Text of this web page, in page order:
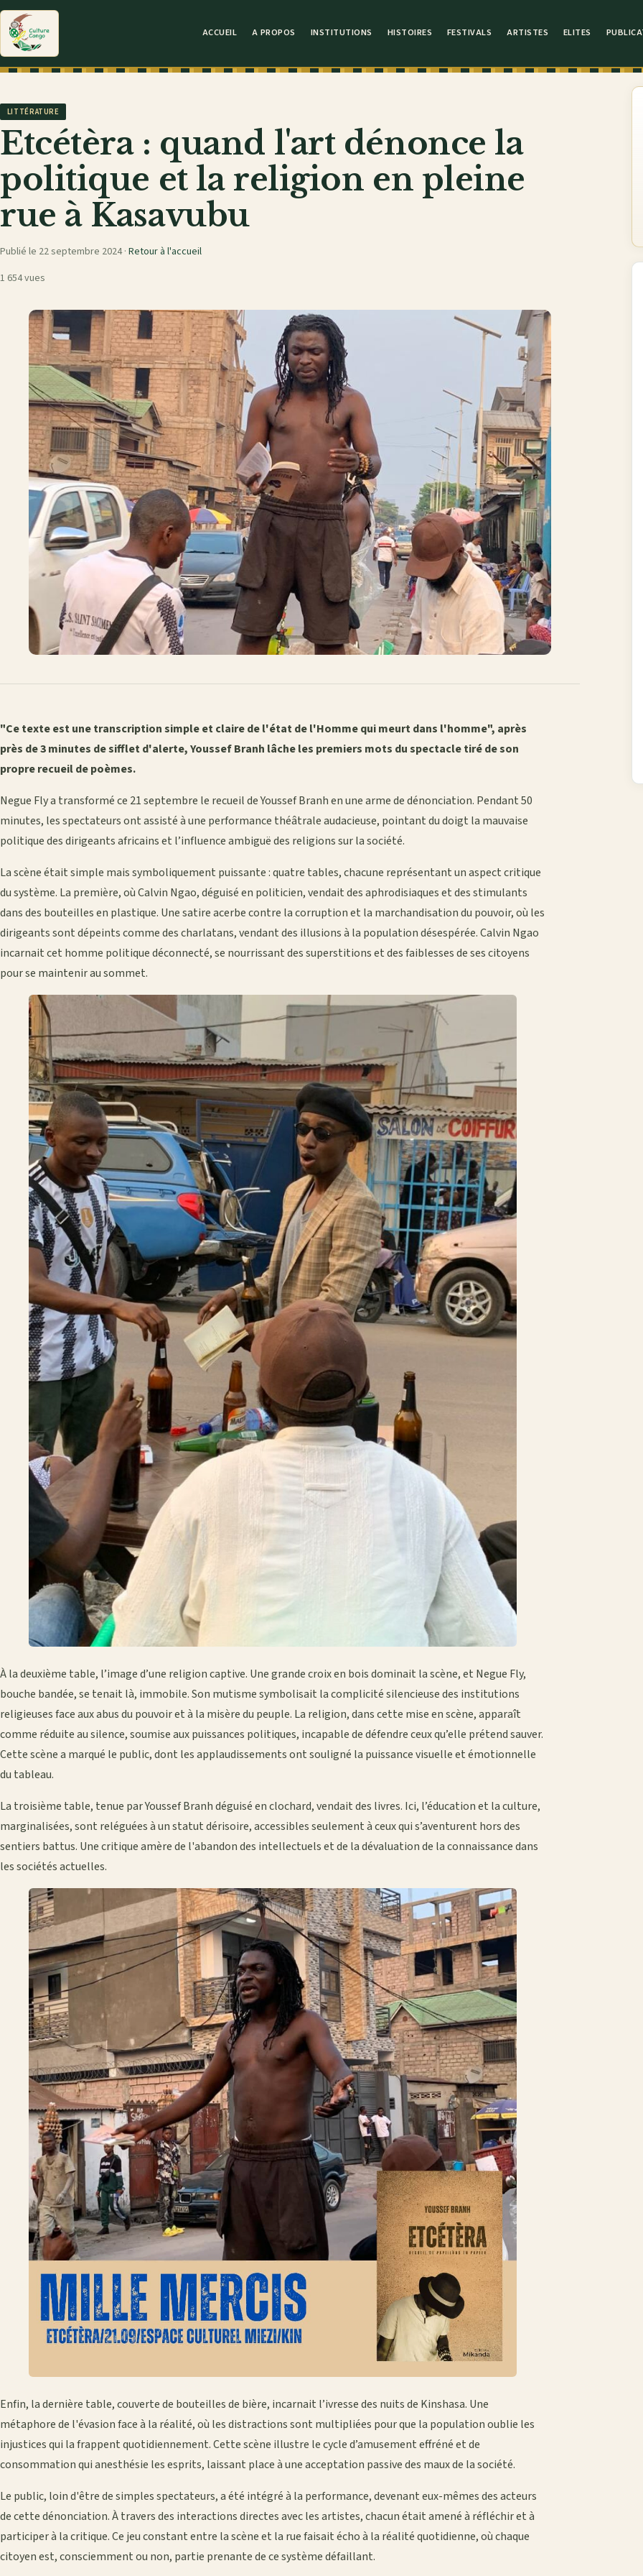
ACCUEIL A PROPOS INSTITUTIONS HISTOIRES FESTIVALS ARTISTES ELITES
LITTÉRATURE
Etcétèra : quand l'art dénonce la
politique et la religion en pleine
rue à Kasavubu
Publié le 22 septembre 2024 · Retour à l'accueil
1 654 vues
"Ce texte est une transcription simple et claire de l'état de l'Homme qui meurt dans l'homme", après
près de 3 minutes de sifflet d'alerte, Youssef Branh lâche les premiers mots du spectacle tiré de son
propre recueil de poèmes.
Negue Fly a transformé ce 21 septembre le recueil de Youssef Branh en une arme de dénonciation. Pendant 50
minutes, les spectateurs ont assisté à une performance théâtrale audacieuse, pointant du doigt la mauvaise
politique des dirigeants africains et l’influence ambiguë des religions sur la société.
La scène était simple mais symboliquement puissante : quatre tables, chacune représentant un aspect critique
du système. La première, où Calvin Ngao, déguisé en politicien, vendait des aphrodisiaques et des stimulants
dans des bouteilles en plastique. Une satire acerbe contre la corruption et la marchandisation du pouvoir, où les
dirigeants sont dépeints comme des charlatans, vendant des illusions à la population désespérée. Calvin Ngao
incarnait cet homme politique déconnecté, se nourrissant des superstitions et des faiblesses de ses citoyens
pour se maintenir au sommet.
À la deuxième table, l’image d’une religion captive. Une grande croix en bois dominait la scène, et Negue Fly,
bouche bandée, se tenait là, immobile. Son mutisme symbolisait la complicité silencieuse des institutions
religieuses face aux abus du pouvoir et à la misère du peuple. La religion, dans cette mise en scène, apparaît
comme réduite au silence, soumise aux puissances politiques, incapable de défendre ceux qu’elle prétend sauver.
Cette scène a marqué le public, dont les applaudissements ont souligné la puissance visuelle et émotionnelle
du tableau.
La troisième table, tenue par Youssef Branh déguisé en clochard, vendait des livres. Ici, l’éducation et la culture,
marginalisées, sont reléguées à un statut dérisoire, accessibles seulement à ceux qui s’aventurent hors des
sentiers battus. Une critique amère de l'abandon des intellectuels et de la dévaluation de la connaissance dans
les sociétés actuelles.
Enfin, la dernière table, couverte de bouteilles de bière, incarnait l’ivresse des nuits de Kinshasa. Une
métaphore de l'évasion face à la réalité, où les distractions sont multipliées pour que la population oublie les
injustices qui la frappent quotidiennement. Cette scène illustre le cycle d’amusement effréné et de
consommation qui anesthésie les esprits, laissant place à une acceptation passive des maux de la société.
Le public, loin d'être de simples spectateurs, a été intégré à la performance, devenant eux-mêmes des acteurs
de cette dénonciation. À travers des interactions directes avec les artistes, chacun était amené à réfléchir et à
participer à la critique. Ce jeu constant entre la scène et la rue faisait écho à la réalité quotidienne, où chaque
citoyen est, consciemment ou non, partie prenante de ce système défaillant.